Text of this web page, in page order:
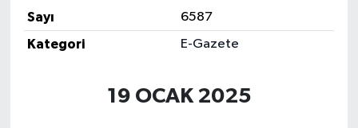
Sayı
6587
Kategori
E-Gazete
19 OCAK 2025
Sivil Toplum